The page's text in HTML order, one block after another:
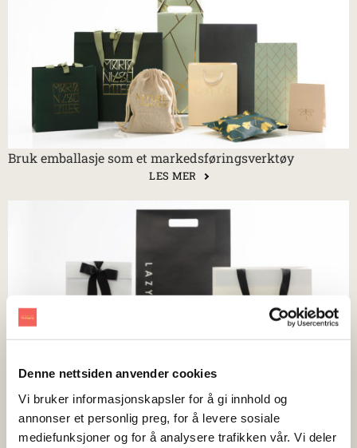
Denne nettsiden anvender cookies
Vi bruker informasjonskapsler for å gi innhold og
annonser et personlig preg, for å levere sosiale
mediefunksjoner og for å analysere trafikken vår. Vi deler
Bruk emballasje som et markedsføringsverktøy
LES MER
LES MER